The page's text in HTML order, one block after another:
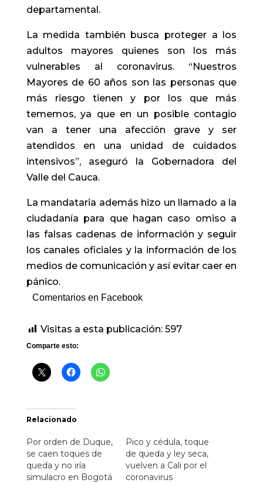
departamental.
La medida también busca proteger a los
adultos mayores quienes son los más
vulnerables al coronavirus. “Nuestros
Mayores de 60 años son las personas que
más riesgo tienen y por los que más
tememos, ya que en un posible contagio
van a tener una afección grave y ser
atendidos en una unidad de cuidados
intensivos”, aseguró la Gobernadora del
Valle del Cauca.
La mandataria además hizo un llamado a la
ciudadanía para que hagan caso omiso a
las falsas cadenas de información y seguir
los canales oficiales y la información de los
medios de comunicación y así evitar caer en
pánico.
Comentarios en Facebook
Visitas a esta publicación: 597
Comparte esto:
Relacionado
Por orden de Duque,
se caen toques de
queda y no iría
simulacro en Bogotá
Pico y cédula, toque
de queda y ley seca,
vuelven a Cali por el
coronavirus